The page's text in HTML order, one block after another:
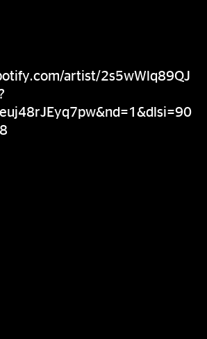
artist/2s5wWlq89QJ